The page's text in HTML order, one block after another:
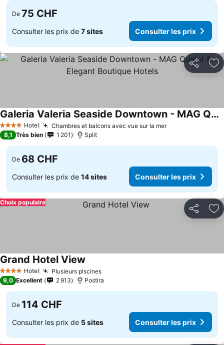
De 75 CHF
Consulter les prix de 7 sites Consulter les prix
Partager
4 Étoiles Hotel Chambres et balcons avec vue sur la mer
Galeria Valeria Seaside Downtown - MAG Quaint & Elegant Boutique Hotels
8,1 Très bien 1 201 Split
De 68 CHF
Consulter les prix de 14 sites Consulter les prix
Partager
Choix populaire
4 Étoiles Hotel Plusieurs piscines
Grand Hotel View
9,0 Excellent 2 913 Postira
De 114 CHF
Consulter les prix de 5 sites Consulter les prix